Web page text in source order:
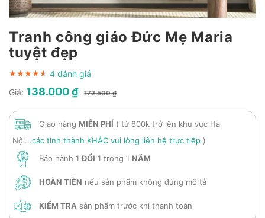
Tranh công giáo Đức Mẹ Maria
tuyệt đẹp
★★★★★
★★★★★
★★★★★ 4 đánh giá
Giá: 138.000 ₫ 172.500 ₫
Giao hàng MIỄN PHÍ ( từ 800k trở lên khu vực Hà
Nội...các tỉnh thành KHÁC vui lòng liên hệ trực tiếp )
Bảo hành 1ĐỔI 1 trong 1 NĂM
HOÀN TIỀN nếu sản phẩm không đúng mô tả
KIỂM TRA sản phẩm trước khi thanh toán